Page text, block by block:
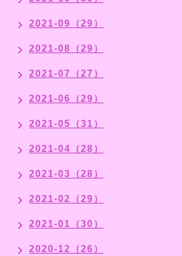
2021-09（29）
2021-08（29）
2021-07（27）
2021-06（29）
2021-05（31）
2021-04（28）
2021-03（28）
2021-02（29）
2021-01（30）
2020-12（26）